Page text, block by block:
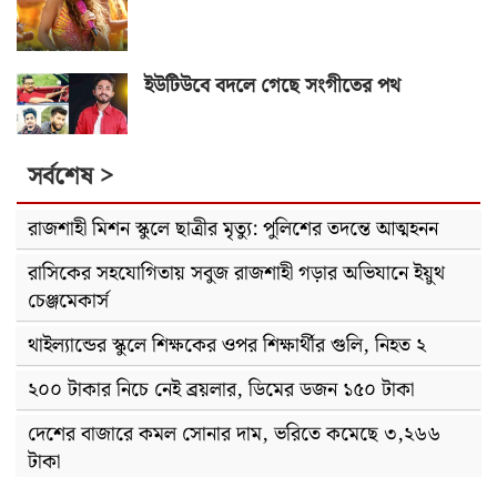
ইউটিউবে বদলে গেছে সংগীতের পথ
সর্বশেষ >
রাজশাহী মিশন স্কুলে ছাত্রীর মৃত্যু: পুলিশের তদন্তে আত্মহনন
রাসিকের সহযোগিতায় সবুজ রাজশাহী গড়ার অভিযানে ইয়ুথ
চেঞ্জমেকার্স
থাইল্যান্ডের স্কুলে শিক্ষকের ওপর শিক্ষার্থীর গুলি, নিহত ২
২০০ টাকার নিচে নেই ব্রয়লার, ডিমের ডজন ১৫০ টাকা
দেশের বাজারে কমল সোনার দাম, ভরিতে কমেছে ৩,২৬৬
টাকা